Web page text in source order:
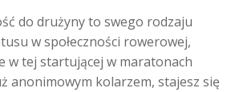
do drużyny to swego rodzaju
w społeczności rowerowej,
w tej startującej w maratonach
anonimowym kolarzem, stajesz się